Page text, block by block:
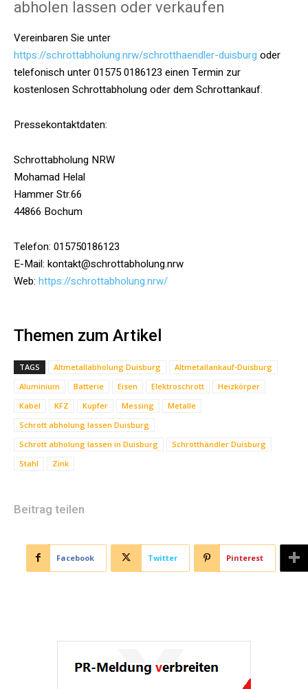
abholen lassen oder verkaufen
Vereinbaren Sie unter
https://schrottabholung.nrw/schrotthaendler-duisburg oder
telefonisch unter 01575 0186123 einen Termin zur
kostenlosen Schrottabholung oder dem Schrottankauf.
Pressekontaktdaten:
Schrottabholung NRW
Mohamad Helal
Hammer Str.66
44866 Bochum
Telefon: 015750186123
E-Mail: kontakt@schrottabholung.nrw
Web: https://schrottabholung.nrw/
Themen zum Artikel
TAGS Altmetallabholung Duisburg
Altmetallankauf-Duisburg
Aluminium
Batterie Eisen Elektroschrott
Heizkörper
Kabel
KFZ Kupfer Messing
Metalle
Schrott abholung lassen Duisburg
Schrott abholung lassen in Duisburg
Schrotthändler Duisburg
Stahl
Zink
Beitrag teilen
Facebook Twitter Pinterest